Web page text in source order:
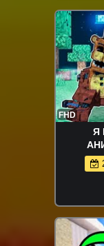
FHD
Я